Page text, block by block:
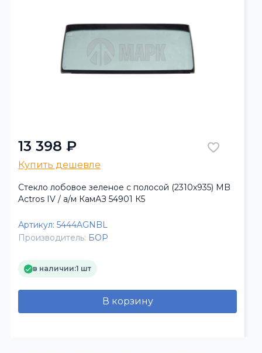
13 398 ₽
Купить дешевле
Стекло лобовое зеленое с полосой (2310х935) MB
Actros IV / а/м КамАЗ 54901 К5
Артикул: 5444AGNBL
Производитель: БОР
в наличии:1 шт
В корзину